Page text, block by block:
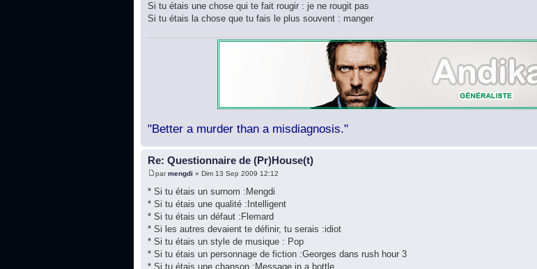
Si tu étais une chose qui te fait rougir : je ne rougit pas
Si tu étais la chose que tu fais le plus souvent : manger
"Better a murder than a misdiagnosis."
Re: Questionnaire de (Pr)House(t)
parmengdi » Dim 13 Sep 2009 12:12
* Si tu étais un surnom :Mengdi
* Si tu étais une qualité :Intelligent
* Si tu étais un défaut :Flemard
* Si les autres devaient te définir, tu serais :idiot
* Si tu étais un style de musique : Pop
* Si tu étais un personnage de fiction :Georges dans rush hour 3
* Si tu étais une chanson :Message in a bottle